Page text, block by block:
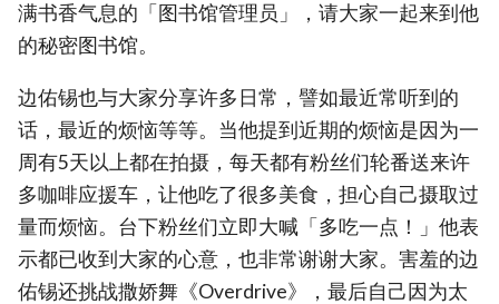
满书香气息的「图书馆管理员」，请大家一起来到他
的秘密图书馆。
边佑锡也与大家分享许多日常，譬如最近常听到的
话，最近的烦恼等等。当他提到近期的烦恼是因为一
周有5天以上都在拍摄，每天都有粉丝们轮番送来许
多咖啡应援车，让他吃了很多美食，担心自己摄取过
量而烦恼。台下粉丝们立即大喊「多吃一点！」他表
示都已收到大家的心意，也非常谢谢大家。害羞的边
佑锡还挑战撒娇舞《Overdrive》，最后自己因为太